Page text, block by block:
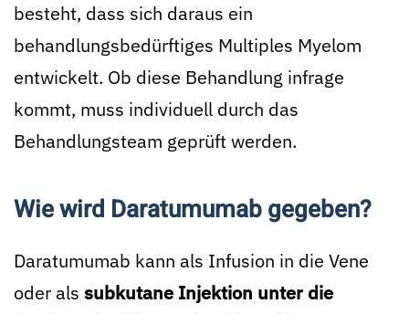
besteht, dass sich daraus ein
behandlungsbedürftiges Multiples Myelom
entwickelt. Ob diese Behandlung infrage
kommt, muss individuell durch das
Behandlungsteam geprüft werden.
Wie wird Daratumumab gegeben?
Daratumumab kann als Infusion in die Vene
oder als subkutane Injektion unter die